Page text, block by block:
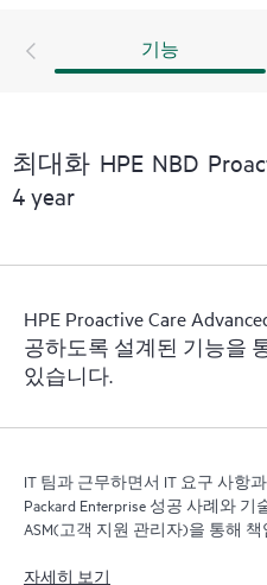
HPE Proactive Care
다. 이 지원 서비스를 모두
신 버전의 Remote Support
기능
최대화 HPE NBD
4 year
HPE Proactive Care
공하도록 설계된 기능을
있습니다.
IT 팀과 근무하면서 IT 요구 사항
Packard Enterprise 성공 사례와
ASM(고객 지원 관리자)을 통해
자세히 보기